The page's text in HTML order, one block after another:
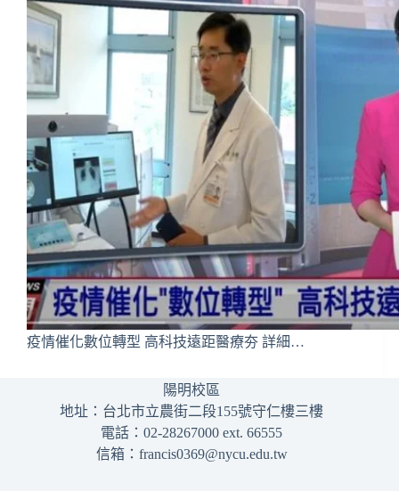
疫情催化數位轉型 高科技遠距醫療夯 詳細…
陽明校區
地址：台北市立農街二段155號守仁樓三樓
電話：02-28267000 ext. 66555
信箱：francis0369@nycu.edu.tw